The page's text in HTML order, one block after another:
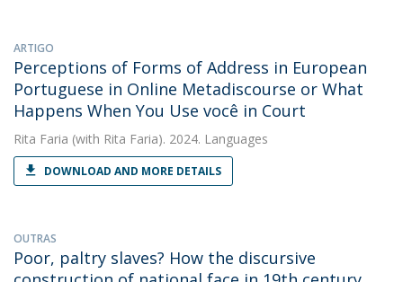
ARTIGO
Perceptions of Forms of Address in European
Portuguese in Online Metadiscourse or What
Happens When You Use você in Court
Rita Faria (with Rita Faria). 2024. Languages
DOWNLOAD AND MORE DETAILS
OUTRAS
Poor, paltry slaves? How the discursive